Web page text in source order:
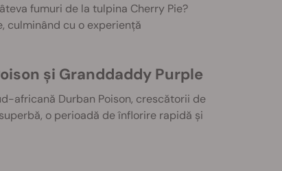
fumuri de la tulpina Cherry Pie?
culminând cu o experiență
și Granddaddy Purple
africană Durban Poison, crescătorii de
o perioadă de înflorire rapidă și